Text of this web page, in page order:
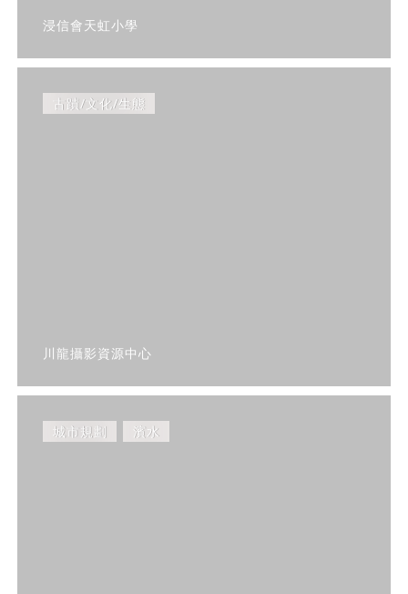
浸信會天虹小學
古蹟/文化/生態
川龍攝影資源中心
城市規劃 濱水